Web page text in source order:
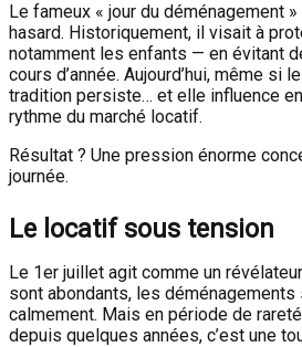
Le fameux « jour du déménagement »
hasard. Historiquement, il visait à
notamment les enfants — en évitant
cours d’année. Aujourd’hui, même si
tradition persiste… et elle influence
rythme du marché locatif.
Résultat ? Une pression énorme
journée.
Le locatif sous tension
Le 1er juillet agit comme un
sont abondants, les
calmement. Mais en période de
depuis quelques années, c’est une